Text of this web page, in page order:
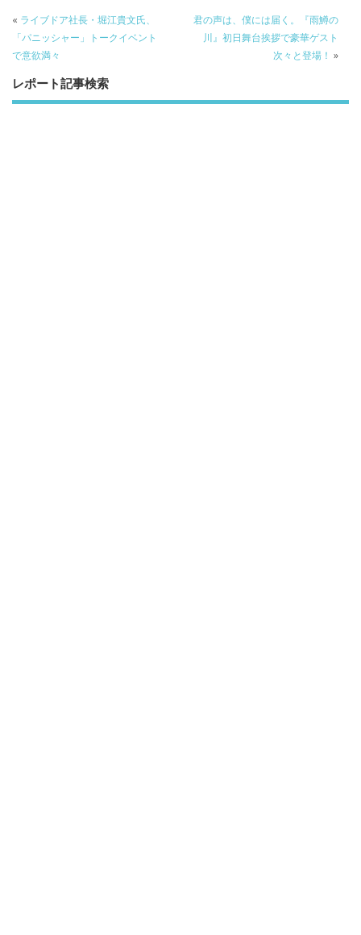
b
o
o
k
er a
o
« ライブドア社長・堀江貴文氏、
「パニッシャー」トークイベント
で意欲満々
君の声は、僕には届く。『雨鱒の
川』初日舞台挨拶で豪華ゲスト
次々と登場！ »
レポート記事検索